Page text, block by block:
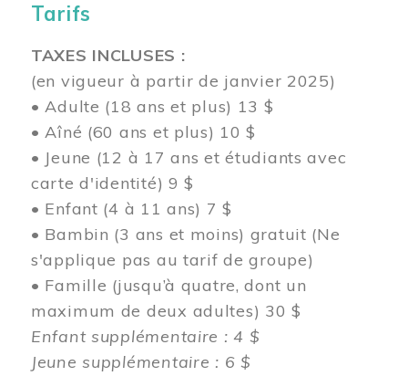
Tarifs
TAXES INCLUSES :
(en vigueur à partir de janvier 2025)
• Adulte (18 ans et plus) 13 $
• Aîné (60 ans et plus) 10 $
• Jeune (12 à 17 ans et étudiants avec
carte d'identité) 9 $
• Enfant (4 à 11 ans) 7 $
• Bambin (3 ans et moins) gratuit (Ne
s'applique pas au tarif de groupe)
• Famille (jusqu’à quatre, dont un
maximum de deux adultes) 30 $
Enfant supplémentaire : 4 $
Jeune supplémentaire : 6 $